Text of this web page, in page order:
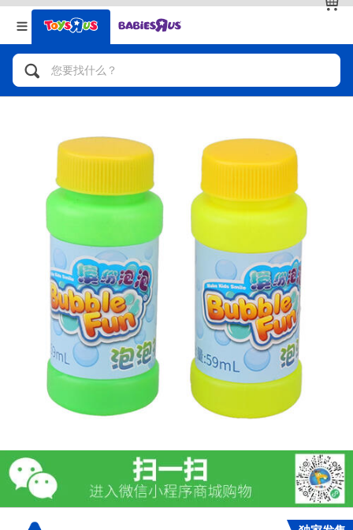
返回
分类目录
人气英雄，角色扮演，射击玩具
自行车，滑板车，骑乘车
拼砌组合及乐高LEGO
玩具车，货车，火车及遥控系列
手工艺，文具，蜡笔，泥胶，画板
娃娃，芭比，收藏公仔
电子玩具
游戏及拼图系列
益智学习玩具
户外及运动产品
返回
品牌
查看全部